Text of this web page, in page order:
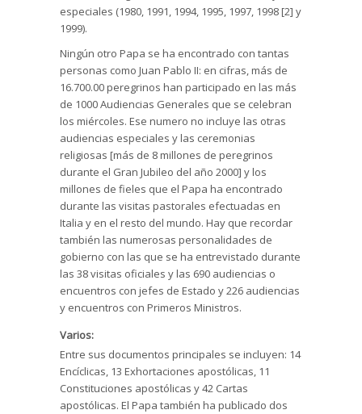
especiales (1980, 1991, 1994, 1995, 1997, 1998 [2] y
1999).
Ningún otro Papa se ha encontrado con tantas
personas como Juan Pablo II: en cifras, más de
16.700.00 peregrinos han participado en las más
de 1000 Audiencias Generales que se celebran
los miércoles. Ese numero no incluye las otras
audiencias especiales y las ceremonias
religiosas [más de 8 millones de peregrinos
durante el Gran Jubileo del año 2000] y los
millones de fieles que el Papa ha encontrado
durante las visitas pastorales efectuadas en
Italia y en el resto del mundo. Hay que recordar
también las numerosas personalidades de
gobierno con las que se ha entrevistado durante
las 38 visitas oficiales y las 690 audiencias o
encuentros con jefes de Estado y 226 audiencias
y encuentros con Primeros Ministros.
Varios:
Entre sus documentos principales se incluyen: 14
Encíclicas, 13 Exhortaciones apostólicas, 11
Constituciones apostólicas y 42 Cartas
apostólicas. El Papa también ha publicado dos